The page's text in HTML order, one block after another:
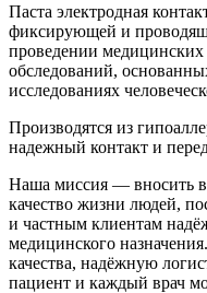
Паста электродная
фиксирующей и
проведении медицинских
обследований,
исследованиях
Производятся из
надежный контакт и
Наша миссия — вносить
качество жизни людей,
и частным клиентам
медицинского
качества, надёжную
пациент и каждый врач